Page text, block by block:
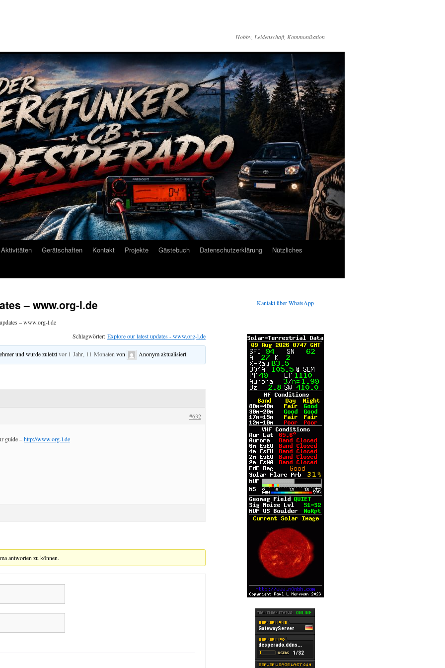
Hobby, Leidenschaft, Kommunikation
Aktivitäten Gerätschaften Kontakt Projekte Gästebuch Datenschutzerklärung Nützliches
– www.org-l.de
– www.org-l.de
Schlagwörter: Explore our latest updates - www.org-l.de
und wurde zuletztvor 1 Jahr, 11 Monaten von Anonymaktualisiert.
#632
guide –http://www.org-l.de
antworten zu können.
Kantakt über WhatsApp